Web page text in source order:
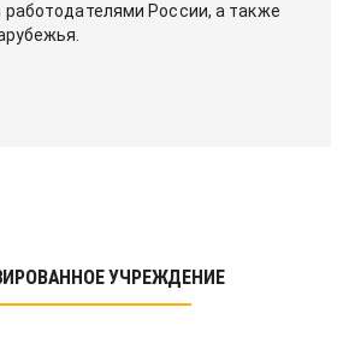
работодателями России, а также
УЧРЕЖДЕНИЕ